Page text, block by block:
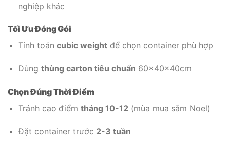
nghiệp khác
Tối Ưu Đóng Gói
Tính toán cubic weightđể chọn container phù hợp
Dùng thùng carton tiêu chuẩn 60x40x40cm
Chọn Đúng Thời Điểm
Tránh cao điểm tháng 10-12(mùa mua sắm Noel)
Đặt container trước 2-3 tuần